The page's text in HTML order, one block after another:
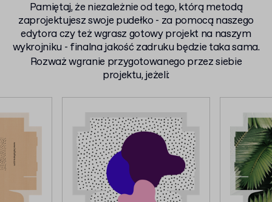
Pamiętaj, że niezależnie od tego, którą metodą
zaprojektujesz swoje pudełko - za pomocą naszego
edytora czy też wgrasz gotowy projekt na naszym
wykrojniku - finalna jakość zadruku będzie taka sama.
Rozważ wgranie przygotowanego przez siebie
projektu, jeżeli: